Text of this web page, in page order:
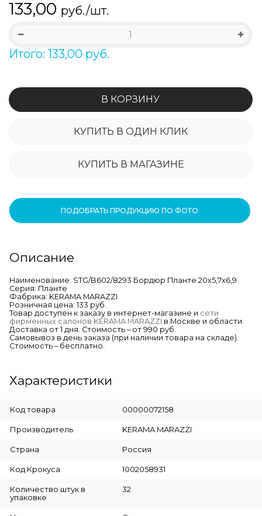
133,00 руб./шт.
Итого: 133,00 руб.
В КОРЗИНУ
КУПИТЬ В ОДИН КЛИК
КУПИТЬ В МАГАЗИНЕ
ПОДОБРАТЬ ПРОДУКЦИЮ ПО ФОТО
Описание
Наименование: STG/B602/8293 Бордюр Планте 20х5,7х6,9
Серия: Планте
Фабрика: KERAMA MARAZZI
Розничная цена: 133 руб.
Товар доступен к заказу в интернет-магазине и сети
фирменных салонов KERAMA MARAZZI в Москве и области.
Доставка от 1 дня. Стоимость – от 990 руб.
Самовывоз в день заказа (при наличии товара на складе).
Стоимость – бесплатно.
Характеристики
Код товара 00000072158
Производитель KERAMA MARAZZI
Страна Россия
Код Крокуса 1002058931
Количество штук в
упаковке
32